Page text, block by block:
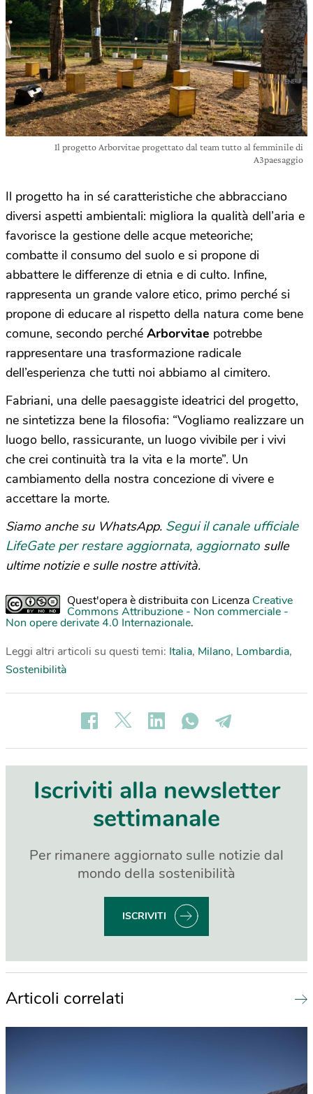
Il progetto Arborvitae progettato dal team tutto al femminile di
A3paesaggio
Il progetto ha in sé caratteristiche che abbracciano
diversi aspetti ambientali: migliora la qualità dell’aria e
favorisce la gestione delle acque meteoriche;
combatte il consumo del suolo e si propone di
abbattere le differenze di etnia e di culto. Infine,
rappresenta un grande valore etico, primo perché si
propone di educare al rispetto della natura come bene
comune, secondo perché Arborvitae potrebbe
rappresentare una trasformazione radicale
dell’esperienza che tutti noi abbiamo al cimitero.
Fabriani, una delle paesaggiste ideatrici del progetto,
ne sintetizza bene la filosofia: “Vogliamo realizzare un
luogo bello, rassicurante, un luogo vivibile per i vivi
che crei continuità tra la vita e la morte”. Un
cambiamento della nostra concezione di vivere e
accettare la morte.
Siamo anche su WhatsApp. Segui il canale ufficiale
LifeGate per restare aggiornata, aggiornato sulle
ultime notizie e sulle nostre attività.
Quest'opera è distribuita con Licenza Creative
Commons Attribuzione - Non commerciale -
Non opere derivate 4.0 Internazionale.
Leggi altri articoli su questi temi: Italia, Milano, Lombardia,
Sostenibilità
Iscriviti alla newsletter
settimanale
Per rimanere aggiornato sulle notizie dal
mondo della sostenibilità
ISCRIVITI
Articoli correlati